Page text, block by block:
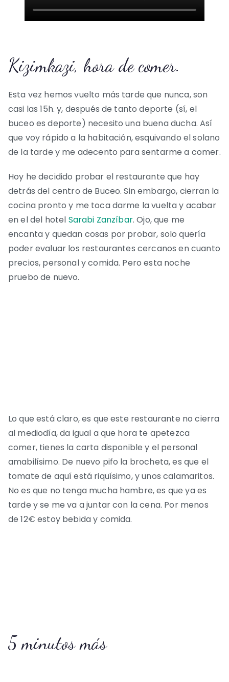
Kizimkazi, hora de comer.
Esta vez hemos vuelto más tarde que nunca, son
casi las 15h. y, después de tanto deporte (sí, el
buceo es deporte) necesito una buena ducha. Así
que voy rápido a la habitación, esquivando el solano
de la tarde y me adecento para sentarme a comer.
Hoy he decidido probar el restaurante que hay
detrás del centro de Buceo. Sin embargo, cierran la
cocina pronto y me toca darme la vuelta y acabar
en el del hotel Sarabi Zanzíbar. Ojo, que me
encanta y quedan cosas por probar, solo quería
poder evaluar los restaurantes cercanos en cuanto
precios, personal y comida. Pero esta noche
pruebo de nuevo.
Lo que está claro, es que este restaurante no cierra
al mediodía, da igual a que hora te apetezca
comer, tienes la carta disponible y el personal
amabilísimo. De nuevo pifo la brocheta, es que el
tomate de aquí está riquísimo, y unos calamaritos.
No es que no tenga mucha hambre, es que ya es
tarde y se me va a juntar con la cena. Por menos
de 12€ estoy bebida y comida.
5 minutos más